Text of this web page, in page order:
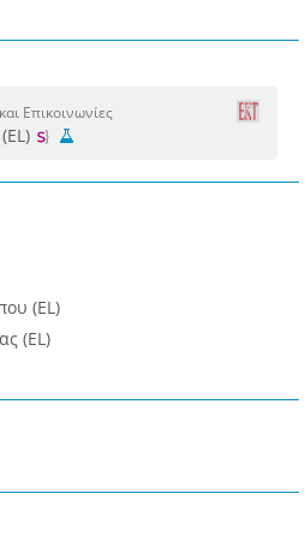
Επικοινωνίες
(EL)
(EL)
(EL)